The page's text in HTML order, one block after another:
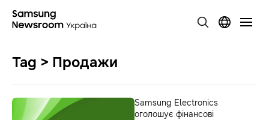
Tag > Продажи
Samsung Electronics
оголошує фінансові